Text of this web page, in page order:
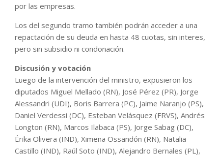
por las empresas.
Los del segundo tramo también podrán acceder a una
repactación de su deuda en hasta 48 cuotas, sin interes,
pero sin subsidio ni condonación.
Discusión y votación
Luego de la intervención del ministro, expusieron los
diputados Miguel Mellado (RN), José Pérez (PR), Jorge
Alessandri (UDI), Boris Barrera (PC), Jaime Naranjo (PS),
Daniel Verdessi (DC), Esteban Velásquez (FRVS), Andrés
Longton (RN), Marcos Ilabaca (PS), Jorge Sabag (DC),
Érika Olivera (IND), Ximena Ossandón (RN), Natalia
Castillo (IND), Raúl Soto (IND), Alejandro Bernales (PL),